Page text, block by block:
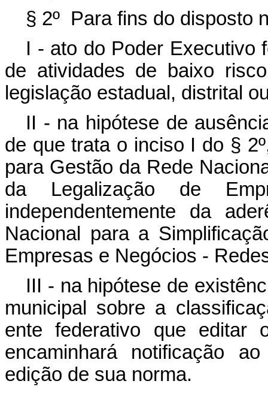
§ 2º Para fins do disposto
I - ato do Poder Executivo
de atividades de baixo
legislação estadual, distrital
II - na hipótese de
de que trata o inciso I do §
para Gestão da Rede
da Legalização de
independentemente da
Nacional para a
Empresas e Negócios -
III - na hipótese de
municipal sobre a
ente federativo que editar
encaminhará notificação
edição de sua norma.